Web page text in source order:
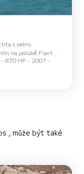
s velmi
palubě Fiart
open cruiser a
Uspořádání této
stylu. Pokud
870 HP
2007
, může být také